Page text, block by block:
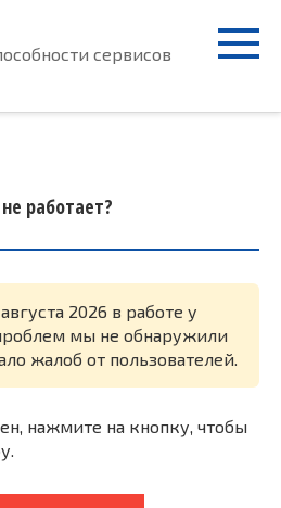
сервисов
работает?
2026 в работе у
мы не обнаружили
жалоб от пользователей.
нажмите на кнопку, чтобы